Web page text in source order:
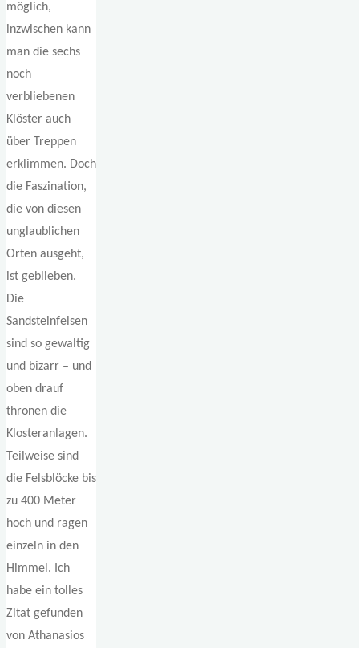
möglich,
inzwischen kann
man die sechs
noch
verbliebenen
Klöster auch
über Treppen
erklimmen. Doch
die Faszination,
die von diesen
unglaublichen
Orten ausgeht,
ist geblieben.
Die
Sandsteinfelsen
sind so gewaltig
und bizarr – und
oben drauf
thronen die
Klosteranlagen.
Teilweise sind
die Felsblöcke bis
zu 400 Meter
hoch und ragen
einzeln in den
Himmel. Ich
habe ein tolles
Zitat gefunden
von Athanasios